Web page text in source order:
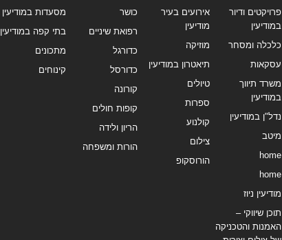
פרויקטים ודיור
במודיעין
כלכלה ומסחר
עסקאות
משרד תיווך
במודיעין
נדל"ן במודיעין
מיטב
home
home
מודיעין ניוז
תוכן שיווקי –
האמנות והטכניקה
אירועים בעיר
מודיעין
מוזיקה
תיאטרון במודיעין
טיולים
ספרות
קולנוע
צילום
הורוסקופ
כושר
רפואת שיניים
כדורגל
כדורסל
קורונה
קופות חולים
הריון ולידה
הורות ומשפחה
מסעדות במודיעין
בתי קפה במודיעין
מתכונים
קינוחים